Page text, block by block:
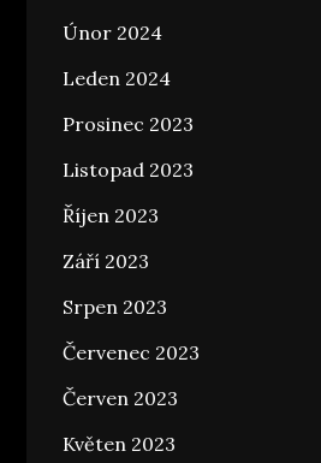
Únor 2024
Leden 2024
Prosinec 2023
Listopad 2023
Říjen 2023
Září 2023
Srpen 2023
Červenec 2023
Červen 2023
Květen 2023